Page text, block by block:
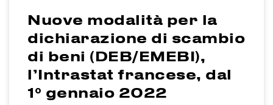
Nuove modalità per la
dichiarazione di scambio
di beni (DEB/EMEBI),
l’Intrastat francese, dal
1° gennaio 2022